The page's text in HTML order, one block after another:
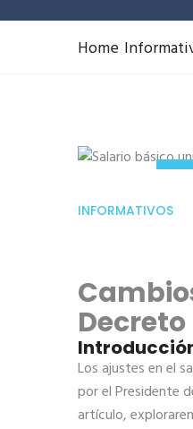
Home
INFORMATIVOS
Decreto
Los ajustes en el
por el Presidente
artículo,